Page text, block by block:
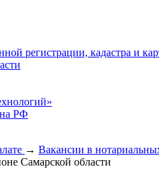
регистрации, кадастра и
РФ
→ Вакансии в
Самарской области